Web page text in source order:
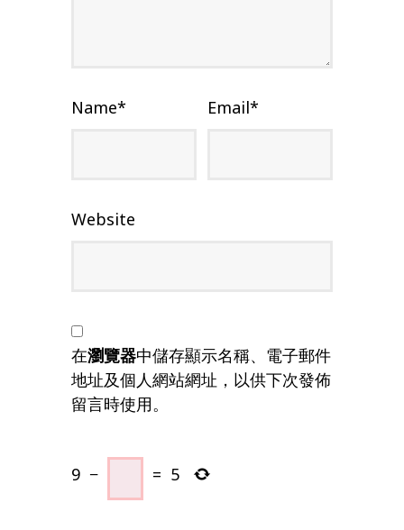
Name* Email*
Website
在瀏覽器中儲存顯示名稱、電子郵件
地址及個人網站網址，以供下次發佈
留言時使用。
9 − = 5